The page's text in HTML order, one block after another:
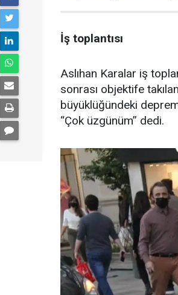
İş toplantısı
Aslıhan Karalar iş
sonrası objektife
büyüklüğündeki
“Çok üzgünüm” dedi.